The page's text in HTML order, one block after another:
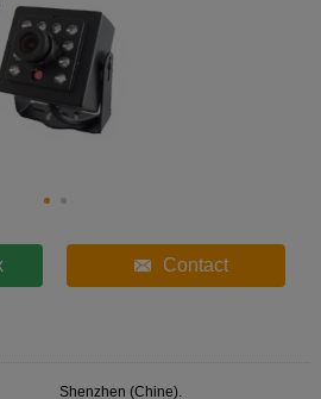
Contact
Shenzhen (Chine).